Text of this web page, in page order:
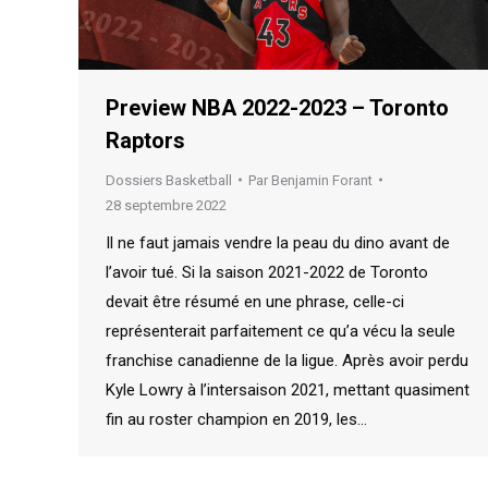
Preview NBA 2022-2023 – Toronto
Raptors
Dossiers Basketball Par Benjamin Forant
28 septembre 2022
Il ne faut jamais vendre la peau du dino avant de
l’avoir tué. Si la saison 2021-2022 de Toronto
devait être résumé en une phrase, celle-ci
représenterait parfaitement ce qu’a vécu la seule
franchise canadienne de la ligue. Après avoir perdu
Kyle Lowry à l’intersaison 2021, mettant quasiment
fin au roster champion en 2019, les…